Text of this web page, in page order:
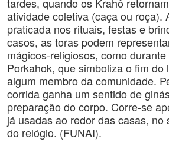
atividade coletiva (caça ou roça).
praticada nos rituais, festas e
casos, as toras podem
mágicos-religiosos, como
Porkahok, que simboliza o fim do
algum membro da comunidade.
corrida ganha um sentido de
preparação do corpo. Corre-se
já usadas ao redor das casas, no
do relógio. (FUNAI).